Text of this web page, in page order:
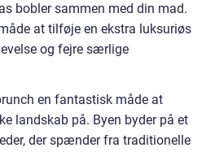
bobler sammen med din mad.
at tilføje en ekstra luksuriøs
og fejre særlige
en fantastisk måde at
landskab på. Byen byder på et
der spænder fra traditionelle